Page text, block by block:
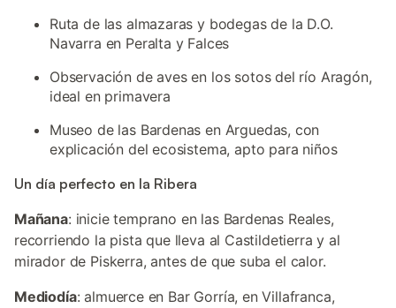
Ruta de las almazaras y bodegas de la D.O.
Navarra en Peralta y Falces
Observación de aves en los sotos del río Aragón,
ideal en primavera
Museo de las Bardenas en Arguedas, con
explicación del ecosistema, apto para niños
Un día perfecto en la Ribera
Mañana: inicie temprano en las Bardenas Reales,
recorriendo la pista que lleva al Castildetierra y al
mirador de Piskerra, antes de que suba el calor.
Mediodía: almuerce en Bar Gorría, en Villafranca,